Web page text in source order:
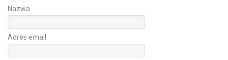
Nazwa
Adres email